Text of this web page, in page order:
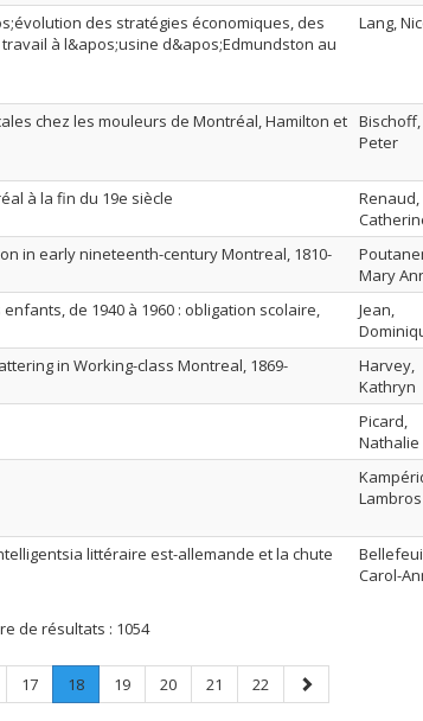
des stratégies économiques, des
à l&apos;usine d&apos;Edmundston au
Lang,
chez les mouleurs de Montréal, Hamilton et Bischoff,
Peter
à la fin du 19e siècle
Renaud,
in early nineteenth-century Montreal, 1810-
Mary
de 1940 à 1960 : obligation scolaire,
Jean,
in Working-class Montreal, 1869-
Harvey,
Kathryn
Picard,
Nathalie
Lambros
littéraire est-allemande et la chute
Carol-
de résultats : 1054
Page
17 Page
18.
Page
Page
19 Page
20 Page
21 Page
22
Page
suivante